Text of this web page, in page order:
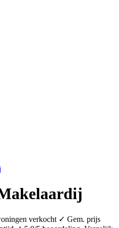
verkocht ✓ Gem. prijs